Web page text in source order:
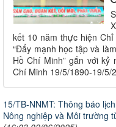
kết 10 năm thực hiện
“Đẩy mạnh học tập và
Hồ Chí Minh” gắn với kỷ
Chí Minh 19/5/1890-19/5/
15/TB-NNMT: Thông báo
Nông nghiệp và Môi trường